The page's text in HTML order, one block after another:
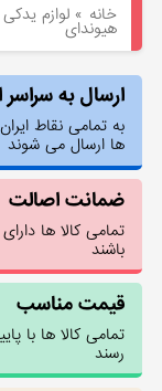
خانه »لوازم
هیوندای
ارسال به سراسر
به تمامی نقاط
ها ارسال می شوند
ضمانت اصالت
تمامی کالا ها
باشند
قیمت مناسب
تمامی کالا ها با
رسند